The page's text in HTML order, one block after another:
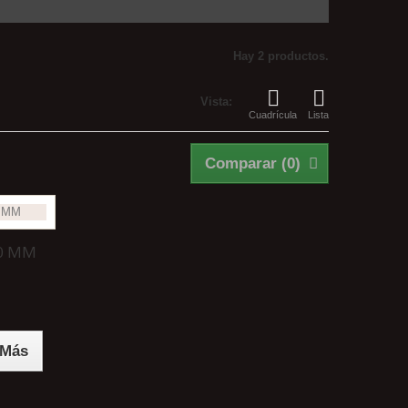
Hay 2 productos.
Vista:
Cuadrícula Lista
Comparar (0)
MM
Más